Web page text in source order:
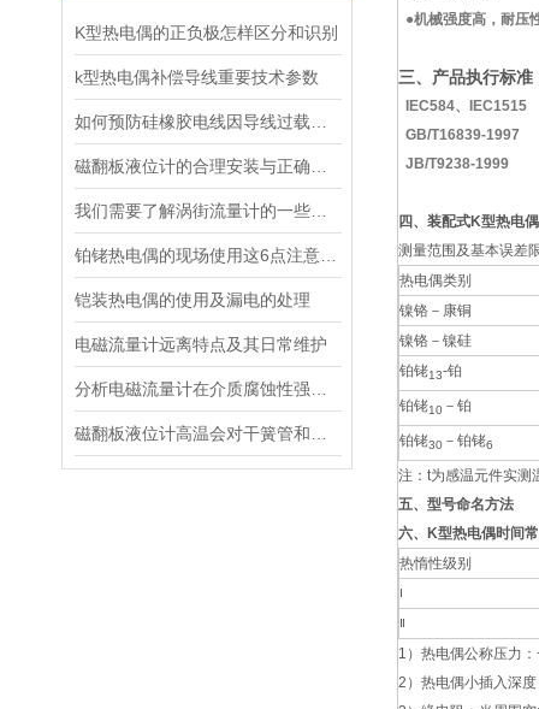
K型热电偶的正负极怎样区分和识别
k型热电偶补偿导线重要技术参数
铠装热电偶的使用及漏电的处理
电磁流量计远离特点及其日常维护
●机械强度高，耐压
三、 产品执行标准
IEC584、IEC1515
GB/T16839-1997
JB/T9238-1999
四、装配式K型热电
测量范围及基本误差
热电偶类别
镍铬－康铜
镍铬－镍硅
铂铑13-铂
铂铑10 －铂
铂铑30 －铂铑6
注：t为感温元件实
五、型号命名方法
六、K型热电偶时间
热惰性级别
Ⅰ
Ⅱ
1）热电偶公称压力
2）热电偶小插入深